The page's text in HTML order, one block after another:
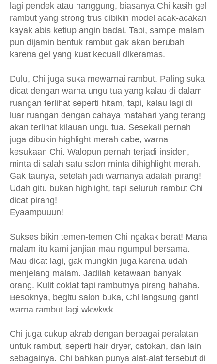
lagi pendek atau nanggung, biasanya Chi kasih gel
rambut yang strong trus dibikin model acak-acakan
kayak abis ketiup angin badai. Tapi, sampe malam
pun dijamin bentuk rambut gak akan berubah
karena gel yang kuat kecuali dikeramas.
Dulu, Chi juga suka mewarnai rambut. Paling suka
dicat dengan warna ungu tua yang kalau di dalam
ruangan terlihat seperti hitam, tapi, kalau lagi di
luar ruangan dengan cahaya matahari yang terang
akan terlihat kilauan ungu tua. Sesekali pernah
juga dibukin highlight merah cabe, warna
kesukaan Chi. Walopun pernah terjadi insiden,
minta di salah satu salon minta dihighlight merah.
Gak taunya, setelah jadi warnanya adalah pirang!
Udah gitu bukan highlight, tapi seluruh rambut Chi
dicat pirang!
Eyaampuuun!
Sukses bikin temen-temen Chi ngakak berat! Mana
malam itu kami janjian mau ngumpul bersama.
Mau dicat lagi, gak mungkin juga karena udah
menjelang malam. Jadilah ketawaan banyak
orang. Kulit coklat tapi rambutnya pirang hahaha.
Besoknya, begitu salon buka, Chi langsung ganti
warna rambut lagi wkwkwk.
Chi juga cukup akrab dengan berbagai peralatan
untuk rambut, seperti hair dryer, catokan, dan lain
sebagainya. Chi bahkan punya alat-alat tersebut di